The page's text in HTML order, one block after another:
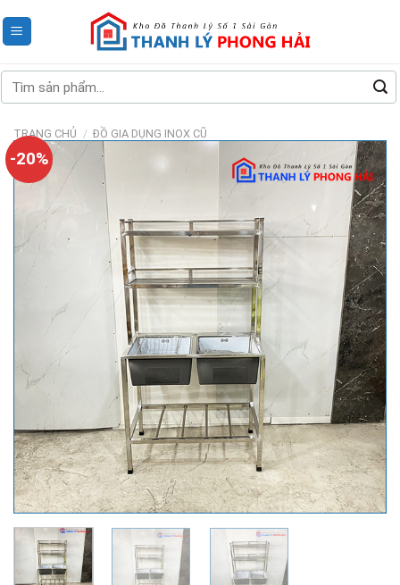
to
Tìm
kiếm:
TRANG CHỦ / ĐỒ GIA DỤNG INOX CŨ
-20%